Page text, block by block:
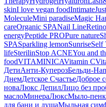
skinI love vegan foodIntimateJust
MoleculeMini paradiseMagic
careOrganic SPANail Line
energyPeptide PROPure nature
SPASparkling lemonSunriseSelf
lifeSterilinStop ACNEYou and
foodVITAMINICAVitamin C
ДетиАнти-КуперозБельди-
ДнемДетское СчастьеДоброе
новаЛюкс ДепилЛицо без
маслоМинераЛюксМыло-
для бани и душаМыльная